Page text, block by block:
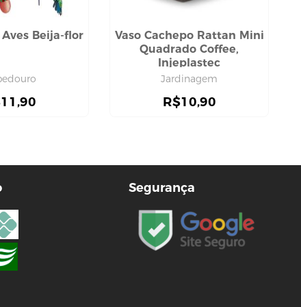
Beija-flor
11,90
Vaso Cachepo Rattan Mini
Quadrado Coffee,
Injeplastec
Jardinagem
R$10,90
Segurança